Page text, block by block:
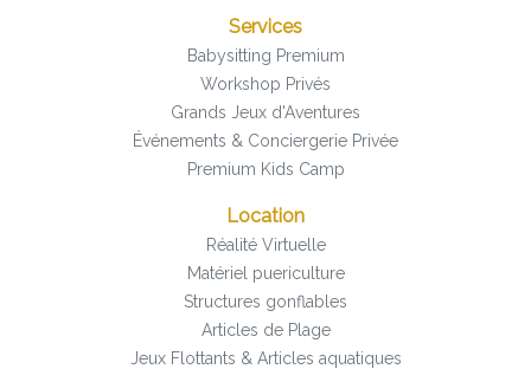
Services
Babysitting Premium
Workshop Privés
Grands Jeux d'Aventures
Événements & Conciergerie Privée
Premium Kids Camp
Location
Réalité Virtuelle
Matériel puericulture
Structures gonflables
Articles de Plage
Jeux Flottants & Articles aquatiques